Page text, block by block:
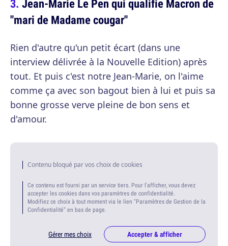
Jean-Marie Le Pen qui qualifie Macron de
"mari de Madame cougar"
Rien d'autre qu'un petit écart (dans une
interview délivrée à la Nouvelle Edition) après
tout. Et puis c'est notre Jean-Marie, on l'aime
comme ça avec son bagout bien à lui et puis sa
bonne grosse verve pleine de bon sens et
d'amour.
Contenu bloqué par vos choix de cookies
Ce contenu est fourni par un service tiers. Pour l'afficher, vous devez
accepter les cookies dans vos paramètres de confidentialité.
Modifiez ce choix à tout moment via le lien "Paramètres de Gestion de la
Confidentialité" en bas de page.
Gérer mes choix Accepter & afficher